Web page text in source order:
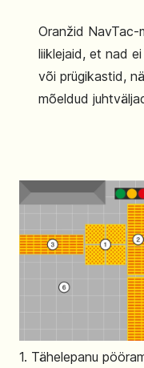
Oranžid
liiklejaid, et nad
või prügikastid,
mõeldud
1. Tähelepanu